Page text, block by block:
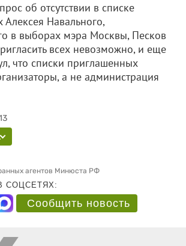
об отсутствии в списке
Навального,
в выборах мэра Москвы, Песков
всех невозможно, и еще
что списки приглашенных
а не администрация
агентов Минюста РФ
СОЦСЕТЯХ:
Сообщить новость